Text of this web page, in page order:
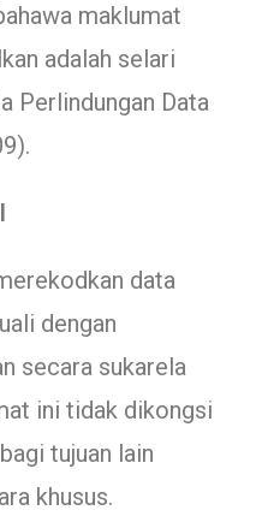
maklumat
adalah selari
Perlindungan Data
data
dengan
secara sukarela
ini tidak dikongsi
tujuan lain
khusus.